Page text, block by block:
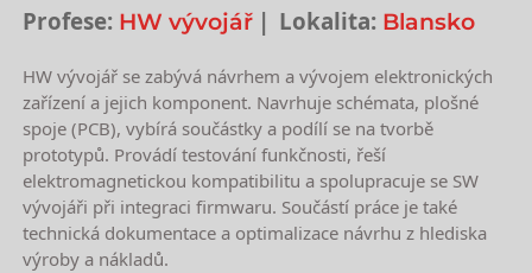
Profese: HW vývojář Lokalita: Blansko
HW vývojář se zabývá návrhem a vývojem elektronických
zařízení a jejich komponent. Navrhuje schémata, plošné
spoje (PCB), vybírá součástky a podílí se na tvorbě
prototypů. Provádí testování funkčnosti, řeší
elektromagnetickou kompatibilitu a spolupracuje se SW
vývojáři při integraci firmwaru. Součástí práce je také
technická dokumentace a optimalizace návrhu z hlediska
výroby a nákladů.